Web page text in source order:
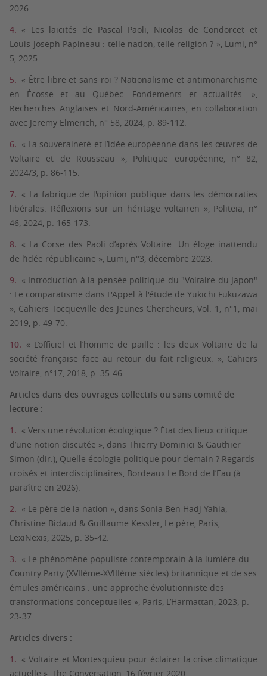
2026.
« Les laïcités de Pascal Paoli, Nicolas de Condorcet et
Louis-Joseph Papineau : telle nation, telle religion ? », Lumi, n°
5, 2025.
« Être libre et sans roi ? Nationalisme et antimonarchisme
en Écosse et au Québec. Fondements et actualités. »,
Recherches Anglaises et Nord-Américaines, en collaboration
avec Jeremy Elmerich, n° 58, 2024, p. 89-112.
« La souveraineté et l’idée européenne dans les œuvres de
Voltaire et de Rousseau », Politique européenne, n° 82,
2024/3, p. 86-115.
« La fabrique de l'opinion publique dans les démocraties
libérales. Réflexions sur un héritage voltairen », Politeia, n°
46, 2024, p. 165-173.
« La Corse des Paoli d’après Voltaire. Un éloge inattendu
de l’idée républicaine », Lumi, n°3, décembre 2023.
« Introduction à la pensée politique du "Voltaire du Japon"
: Le comparatisme dans L'Appel à l'étude de Yukichi Fukuzawa
», Cahiers Tocqueville des Jeunes Chercheurs, Vol. 1, n°1, mai
2019, p. 49-70.
« L’officiel et l’homme de paille : les deux Voltaire de la
société française face au retour du fait religieux. », Cahiers
Voltaire, n°17, 2018, p. 35-46.
Articles dans des ouvrages collectifs ou sans comité de
lecture :
« Vers une révolution écologique ? État des lieux critique
d’une notion discutée », dans Thierry Dominici & Gauthier
Simon (dir.), Quelle écologie politique pour demain ? Regards
croisés et interdisciplinaires, Bordeaux Le Bord de l’Eau (à
paraître en 2026).
« Le père de la nation », dans Sonia Ben Hadj Yahia,
Christine Bidaud & Guillaume Kessler, Le père, Paris,
LexiNexis, 2025, p. 35-42.
« Le phénomène populiste contemporain à la lumière du
Country Party (XVIIème-XVIIIème siècles) britannique et de ses
émules américains : une approche évolutionniste des
transformations conceptuelles », Paris, L’Harmattan, 2023, p.
23-37.
Articles divers :
« Voltaire et Montesquieu pour éclairer la crise climatique
actuelle », The Conversation, 16 février 2020.